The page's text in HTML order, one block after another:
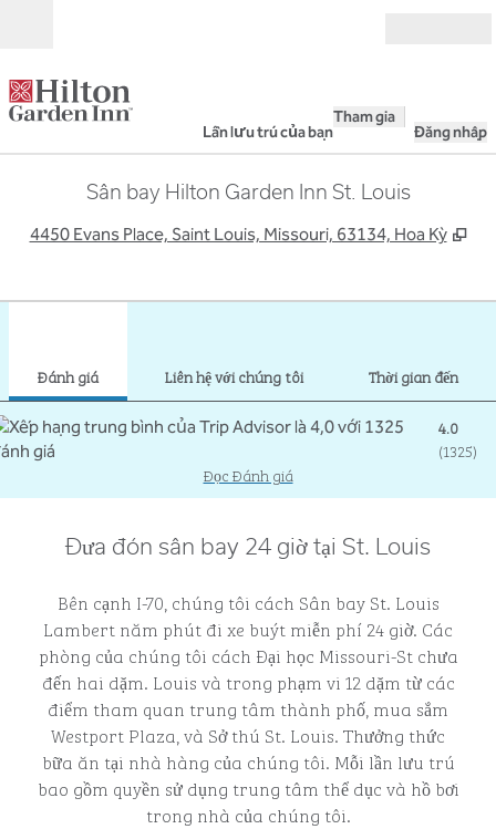
Lần lưu trú của bạn
Tham gia
Đăng nhập
Sân bay Hilton Garden Inn St. Louis
4450 Evans Place, Saint Louis, Missouri, 63134, Hoa Kỳ ,
Đánh giá Liên hệ với chúng tôi Thời gian đến
4.0
(1325)
Đọc Đánh giá
Đưa đón sân bay 24 giờ tại St. Louis
Bên cạnh I-70, chúng tôi cách Sân bay St. Louis
Lambert năm phút đi xe buýt miễn phí 24 giờ. Các
phòng của chúng tôi cách Đại học Missouri-St chưa
đến hai dặm. Louis và trong phạm vi 12 dặm từ các
điểm tham quan trung tâm thành phố, mua sắm
Westport Plaza, và Sở thú St. Louis. Thưởng thức
bữa ăn tại nhà hàng của chúng tôi. Mỗi lần lưu trú
bao gồm quyền sử dụng trung tâm thể dục và hồ bơi
trong nhà của chúng tôi.